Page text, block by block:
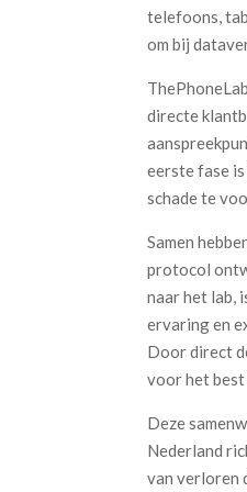
telefoons,
om bij
directe
eerste fase
schade te
Samen
protocol
naar het lab,
ervaring en
Door direct
voor het
Deze
Nederland
van verloren